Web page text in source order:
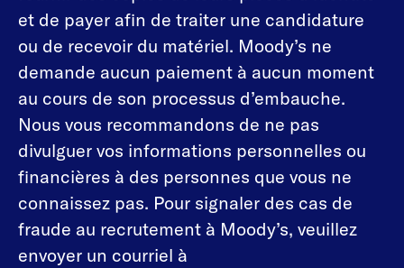
et de payer afin de traiter une candidature
ou de recevoir du matériel. Moody’s ne
demande aucun paiement à aucun moment
au cours de son processus d’embauche.
Nous vous recommandons de ne pas
divulguer vos informations personnelles ou
financières à des personnes que vous ne
connaissez pas. Pour signaler des cas de
fraude au recrutement à Moody’s, veuillez
envoyer un courriel à